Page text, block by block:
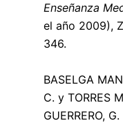
Enseñanza
el año 2009),
346.
BASELGA
C. y TORRES
GUERRERO,